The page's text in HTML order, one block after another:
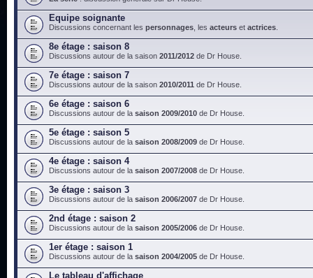
Equipe soignante
Discussions concernant les personnages , les acteurs et actrices
8e étage : saison 8
Discussions autour de la saison 2011/2012 de Dr House.
7e étage : saison 7
Discussions autour de la saison 2010/2011 de Dr House.
6e étage : saison 6
Discussions autour de la saison 2009/2010 de Dr House.
5e étage : saison 5
Discussions autour de la saison 2008/2009 de Dr House.
4e étage : saison 4
Discussions autour de la saison 2007/2008 de Dr House.
3e étage : saison 3
Discussions autour de la saison 2006/2007 de Dr House.
2nd étage : saison 2
Discussions autour de la saison 2005/2006 de Dr House.
1er étage : saison 1
Discussions autour de la saison 2004/2005 de Dr House.
Le tableau d'affichage